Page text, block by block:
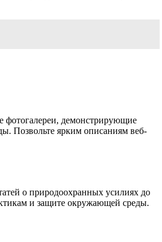
фотогалереи, демонстрирующие
Позвольте ярким описаниям веб-
о природоохранных усилиях до
и защите окружающей среды.